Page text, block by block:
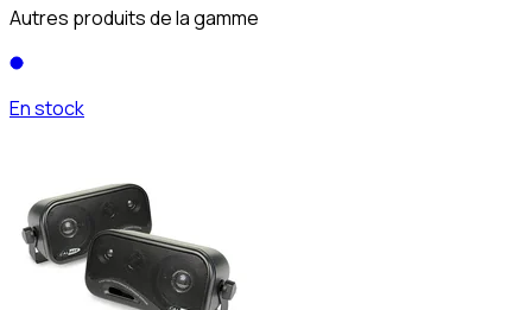
Autres produits de la gamme
En stock